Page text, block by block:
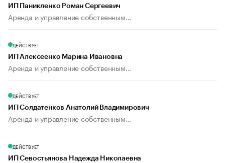
ИП Паникленко Роман Сергеевич
Аренда и управление собственным...
ДЕЙСТВУЕТ
ИП Алексеенко Марина Ивановна
Аренда и управление собственным...
ДЕЙСТВУЕТ
ИП Солдатенков Анатолий Владимирович
Аренда и управление собственным...
ДЕЙСТВУЕТ
ИП Севостьянова Надежда Николаевна